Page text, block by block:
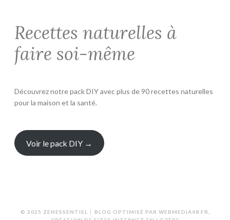
Recettes naturelles à
faire soi-même
Découvrez notre pack DIY avec plus de 90 recettes naturelles
pour la maison et la santé.
Voir le pack DIY →
© 2025 ZENESSENTIEL │ BLOG OPTIMISÉ PAR WEBMEDIA48.FR